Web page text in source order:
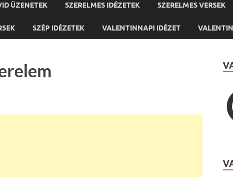
ÜZENETEK SZERELMES IDÉZETEK SZERELMES VERSEK
SZÉP IDÉZETEK VALENTINNAPI IDÉZET